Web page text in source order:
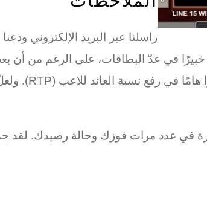
راسلنا عبر البريد الإلكتروني
في عدّ البطاقات، على الرغم من أن
في عدد مرات فوزك وحالة رصيدك.